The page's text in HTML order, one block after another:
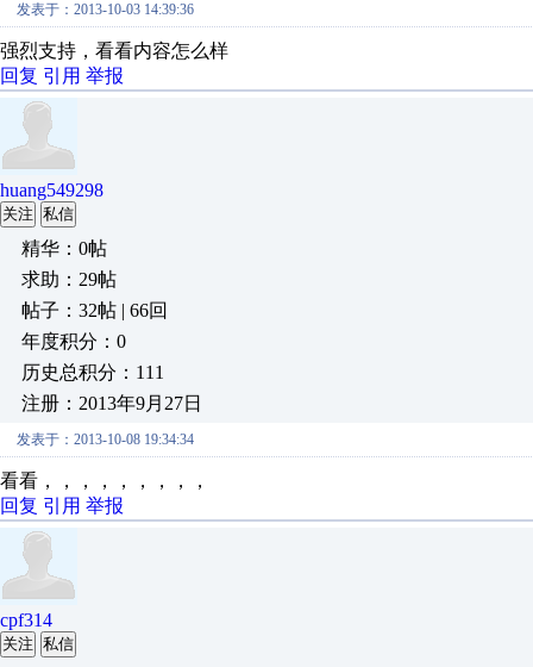
发表于：2013-10-03 14:39:36
强烈支持，看看内容怎么样
回复 引用 举报
huang549298
关注 私信
精华：0帖
求助：29帖
帖子：32帖 | 66回
年度积分：0
历史总积分：111
注册：2013年9月27日
发表于：2013-10-08 19:34:34
看看，，，，，，，，，
回复 引用 举报
cpf314
关注 私信